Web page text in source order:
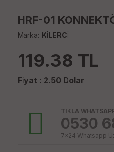
HRF-01
Marka: KİLERCİ
119.38 TL
Fiyat : 2.50 Dolar
TIKLA
0530
7x24 Whatsapp